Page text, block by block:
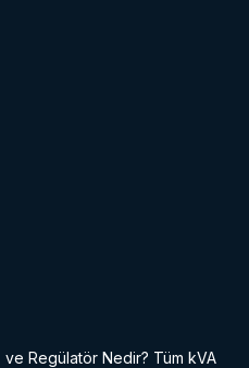
ve Regülatör Nedir? Tüm kVA